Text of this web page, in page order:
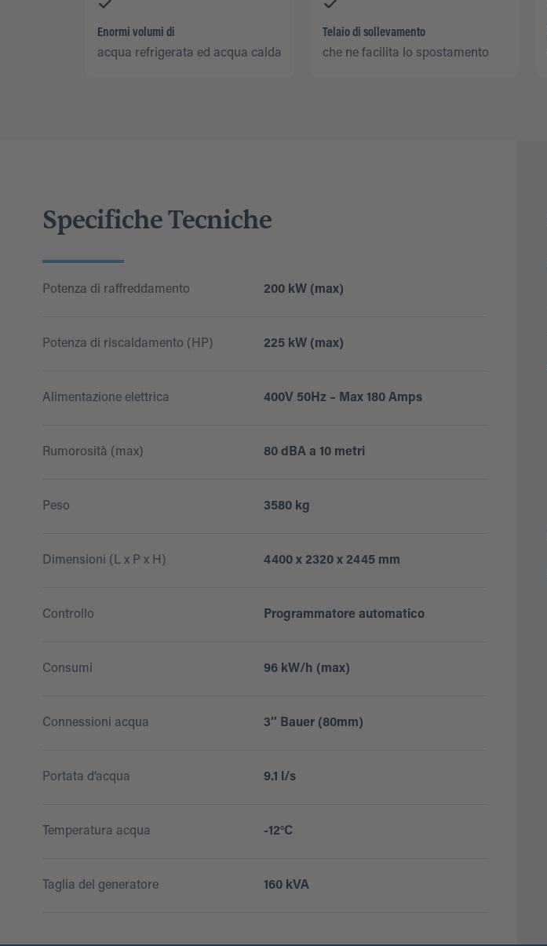
Enormi volumi di
acqua refrigerata ed acqua calda
Telaio di sollevamento
che ne facilita lo spostamento
Specifiche Tecniche
Potenza di raffreddamento 200 kW (max)
Potenza di riscaldamento (HP) 225 kW (max)
Alimentazione elettrica 400V 50Hz – Max 180 Amps
Rumorosità (max) 80 dBA a 10 metri
Peso 3580 kg
Dimensioni (L x P x H) 4400 x 2320 x 2445 mm
Controllo Programmatore automatico
Consumi 96 kW/h (max)
Connessioni acqua 3″ Bauer (80mm)
Portata d’acqua 9.1 l/s
Temperatura acqua -12°C
Taglia del generatore 160 kVA